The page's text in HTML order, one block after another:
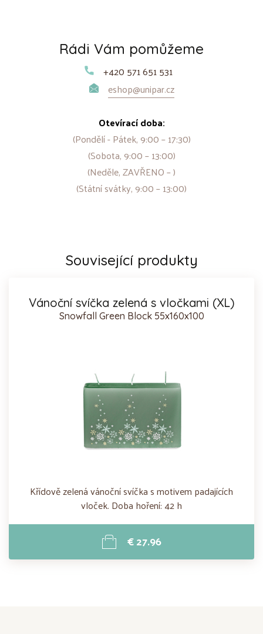
Rádi Vám pomůžeme
+420 571 651 531
eshop@unipar.cz
Otevírací doba:
(Pondělí - Pátek, 9:00 – 17:30)
(Sobota, 9:00 – 13:00)
(Neděle, ZAVŘENO – )
(Státní svátky, 9:00 – 13:00)
Související produkty
Vánoční svíčka zelená s vločkami (XL)
Snowfall Green Block 55x160x100
Křídově zelená vánoční svíčka s motivem padajících
vloček. Doba hoření: 42 h
€ 27.96